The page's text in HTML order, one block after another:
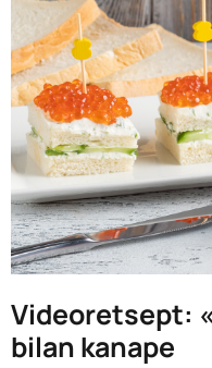
Videoretsept:
bilan kanape